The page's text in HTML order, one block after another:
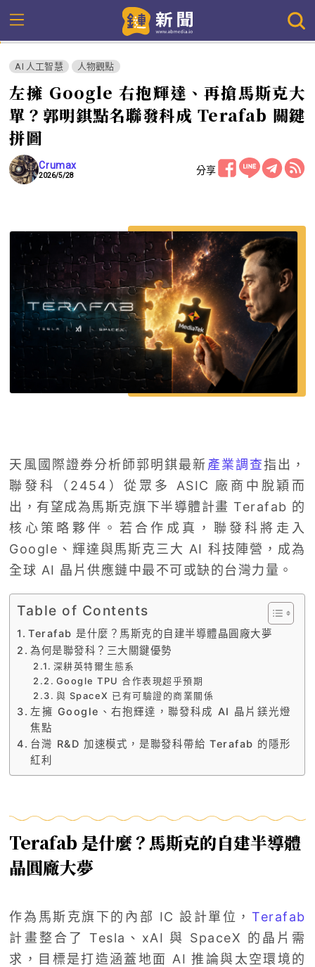
AI 人工智慧 人物觀點
左擁 Google 右抱輝達、再搶馬斯克大
單？郭明錤點名聯發科成 Terafab 關鍵
拼圖
Crumax
2026/5/28 分享
天風國際證券分析師郭明錤最新產業調查指出，
聯發科（2454）從眾多 ASIC 廠商中脫穎而
出，有望成為馬斯克旗下半導體計畫 Terafab 的
核心策略夥伴。若合作成真，聯發科將走入
Google、輝達與馬斯克三大 AI 科技陣營，成為
全球 AI 晶片供應鏈中最不可或缺的台灣力量。
Table of Contents
Terafab 是什麼？馬斯克的自建半導體晶圓廠大夢
為何是聯發科？三大關鍵優勢
深耕英特爾生態系
Google TPU 合作表現超乎預期
與 SpaceX 已有可驗證的商業關係
左擁 Google、右抱輝達，聯發科成 AI 晶片鎂光燈
焦點
台灣 R&D 加速模式，是聯發科帶給 Terafab 的隱形
紅利
Terafab 是什麼？馬斯克的自建半導體
晶圓廠大夢
作為馬斯克旗下的內部 IC 設計單位，Terafab
計畫整合了 Tesla、xAI 與 SpaceX 的晶片需
求，目標是打造涵蓋地面 AI 推論與太空環境的